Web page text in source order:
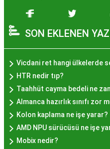
hazırlanan ve
izler bırakan bir tatlıdır.
olmasının arkasında
cezbetmesi ve
hazırlanması yatmaktadır.
Hayır
Nerede
İstanbul genelinde
SON EKLENEN
Vicdani ret hangi ülkelerde
HTR nedir tıp?
Taahhüt cayma bedeli ne
Almanca hazırlık sınıfı zor
Kolon kaplama ne işe yarar?
AMD NPU sürücüsü ne işe
Mobix nedir?